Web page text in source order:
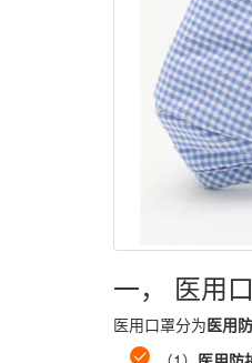
一， 医用
医用口罩分为医用